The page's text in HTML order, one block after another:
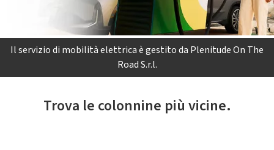
Il servizio di mobilità elettrica è gestito da Plenitude On The
Road S.r.l.
Trova le colonnine più vicine.